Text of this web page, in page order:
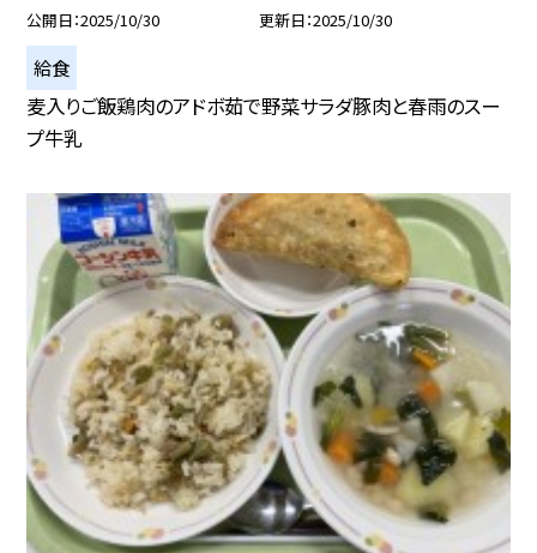
公開日 2025/10/30 更新日 2025/10/30
給食
麦入りご飯鶏肉のアドボ茹で野菜サラダ豚肉と春雨のスー
プ牛乳